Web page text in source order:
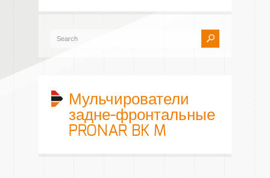
Мульчирователи
задне-фронтальные
PRONAR BK M